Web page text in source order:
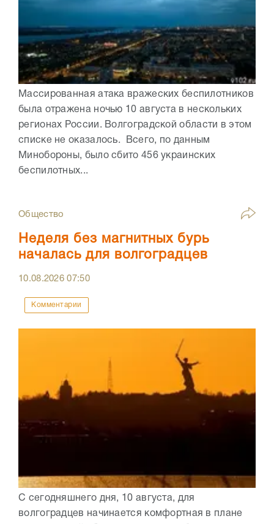
Массированная атака вражеских беспилотников
была отражена ночью 10 августа в нескольких
регионах России. Волгоградской области в этом
списке не оказалось. Всего, по данным
Минобороны, было сбито 456 украинских
беспилотных...
Общество
Неделя без магнитных бурь
началась для волгоградцев
10.08.202607:50
Комментарии
С сегодняшнего дня, 10 августа, для
волгоградцев начинается комфортная в плане